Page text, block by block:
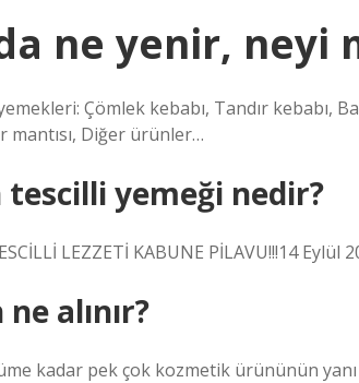
ne yenir, neyi
Çömlek kebabı, Tandır kebabı,
mantısı, Diğer ürünler…
tescilli yemeği nedir?
LEZZETİ KABUNE PİLAVU!!!14 Eylül
alınır?
kadar pek çok kozmetik ürününün